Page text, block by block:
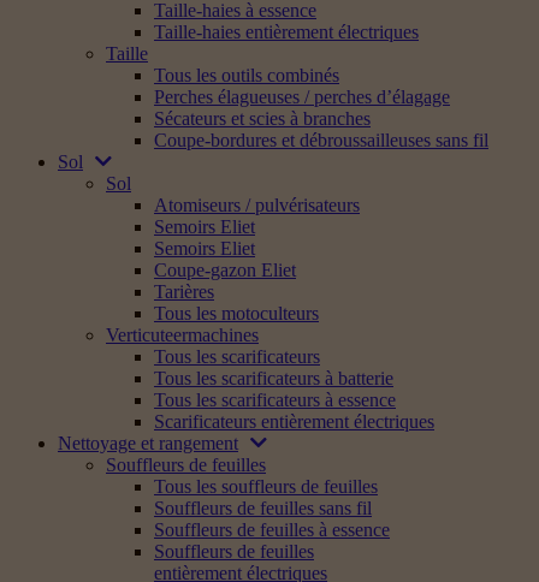
Taille-haies à essence
Taille-haies entièrement électriques
Taille
Tous les outils combinés
Perches élagueuses / perches d’élagage
Sécateurs et scies à branches
Coupe-bordures et débroussailleuses sans fil
Sol
Sol
Atomiseurs / pulvérisateurs
Semoirs Eliet
Semoirs Eliet
Coupe-gazon Eliet
Tarières
Tous les motoculteurs
Verticuteermachines
Tous les scarificateurs
Tous les scarificateurs à batterie
Tous les scarificateurs à essence
Scarificateurs entièrement électriques
Nettoyage et rangement
Souffleurs de feuilles
Tous les souffleurs de feuilles
Souffleurs de feuilles sans fil
Souffleurs de feuilles à essence
Souffleurs de feuilles
entièrement électriques